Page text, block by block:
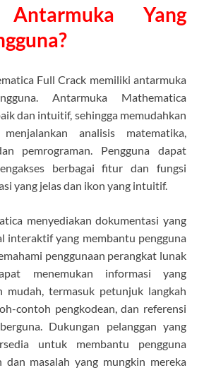
Yang
Full Crack memiliki antarmuka
Antarmuka Mathematica
dan intuitif, sehingga memudahkan
analisis matematika,
pemrograman. Pengguna dapat
berbagai fitur dan fungsi
yang jelas dan ikon yang intuitif.
menyediakan dokumentasi yang
interaktif yang membantu pengguna
penggunaan perangkat lunak
menemukan informasi yang
mudah, termasuk petunjuk langkah
contoh pengkodean, dan referensi
Dukungan pelanggan yang
untuk membantu pengguna
dan masalah yang mungkin mereka